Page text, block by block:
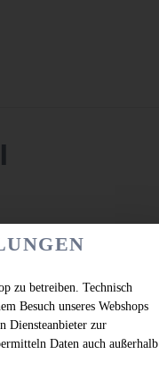
zu betreiben. Technisch
Besuch unseres Webshops
Diensteanbieter zur
Daten auch außerhalb